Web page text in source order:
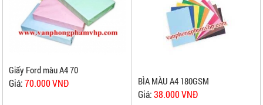
Giấy Ford màu A4 70
Giá:70.000 VNĐ BÌA MÀU A4 180GSM
Giá:38.000 VNĐ